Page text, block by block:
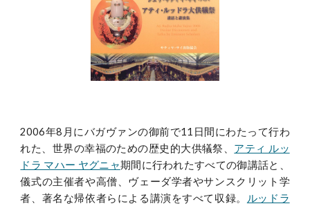
2006年8月にバガヴァンの御前で11日間にわたって行わ
れた、世界の幸福のための歴史的大供犠祭、 アティ ルッ
ドラ マハー ヤグニャ期間に行われたすべての御講話と、
儀式の主催者や高僧、ヴェーダ学者やサンスクリット学
者、著名な帰依者らによる講演をすべて収録。
ルッドラ